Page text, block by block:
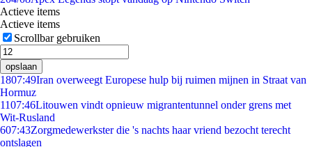
Actieve items
Actieve items
Scrollbar gebruiken
opslaan
1807:49Iran overweegt Europese hulp bij ruimen mijnen in Straat van
Hormuz
1107:46Litouwen vindt opnieuw migrantentunnel onder grens met
Wit-Rusland
607:43Zorgmedewerkster die 's nachts haar vriend bezocht terecht
ontslagen